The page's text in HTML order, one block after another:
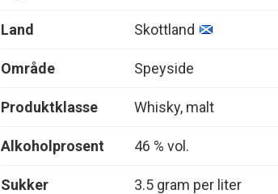
Land Skottland
Område Speyside
Produktklasse Whisky, malt
Alkoholprosent 46 % vol.
Sukker 3.5 gram per liter